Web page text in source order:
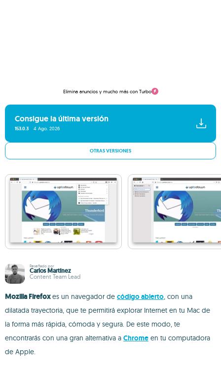
Elimina anuncios y mucho más con Turbo
Consigue la última versión
153.0.3 4 Ago. 2026
OTRAS VERSIONES
Reseñado por
Carlos Martínez
Content Team Lead
Mozilla Firefoxes un navegador de código abierto, con una
dilatada trayectoria, que te permitirá explorar Internet en tu Mac de
la forma más rápida, cómoda y segura. De este modo, te
encontrarás con una gran alternativa a Chrome en tu computadora
de Apple.